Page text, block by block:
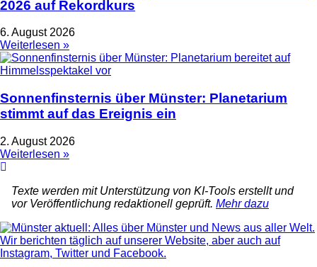
2026 auf Rekordkurs
6. August 2026
Weiterlesen »
Sonnenfinsternis über Münster: Planetarium
stimmt auf das Ereignis ein
2. August 2026
Weiterlesen »
Texte werden mit Unterstützung von KI-Tools erstellt und
vor Veröffentlichung redaktionell geprüft. Mehr dazu